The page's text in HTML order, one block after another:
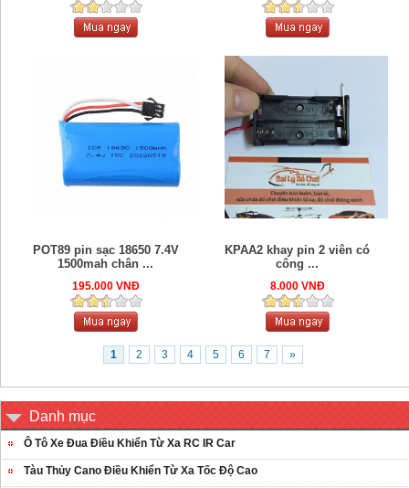
POT89 pin sạc 18650 7.4V
1500mah chân ...
195.000 VNĐ
KPAA2 khay pin 2 viên có
công ...
8.000 VNĐ
1 2 3 4 5 6 7 »
Danh mục
Ô Tô Xe Đua Điều Khiển Từ Xa RC IR Car
Tàu Thủy Cano Điều Khiển Từ Xa Tốc Độ Cao